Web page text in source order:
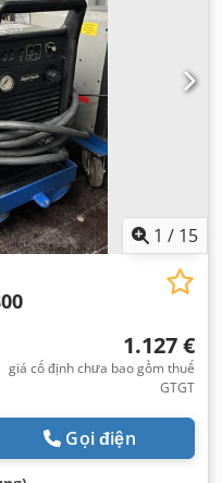
1 / 15
1.127 €
giá cố định chưa bao gồm thuế
GTGT
Gọi điện